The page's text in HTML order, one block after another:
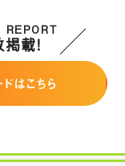
REPORT
載！
はこちら